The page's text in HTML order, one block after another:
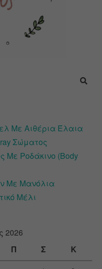
Με Αιθέρια Έλαια
Σώματος
Με Ροδάκινο (Body
Με Μανόλια
Μέλι
2026
Π Σ
Κ